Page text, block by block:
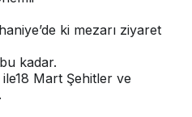
ki mezarı ziyaret
kadar.
Mart Şehitler ve